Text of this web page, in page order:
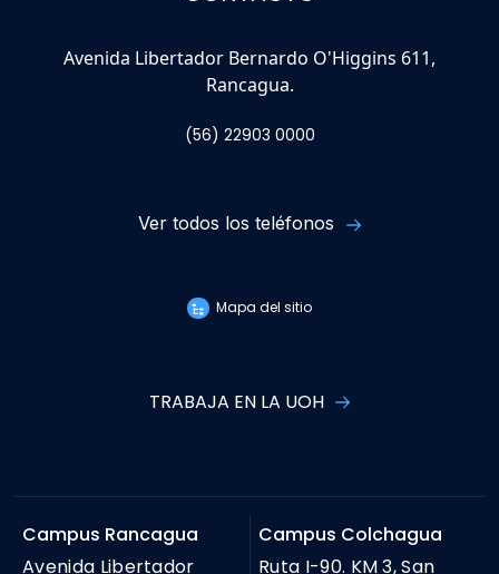
Avenida Libertador Bernardo O'Higgins 611,
Rancagua.
(56) 22903 0000
Ver todos los teléfonos
Mapa del sitio
TRABAJA EN LA UOH
Campus Rancagua
Avenida Libertador
Campus Colchagua
Ruta I-90. KM 3, San